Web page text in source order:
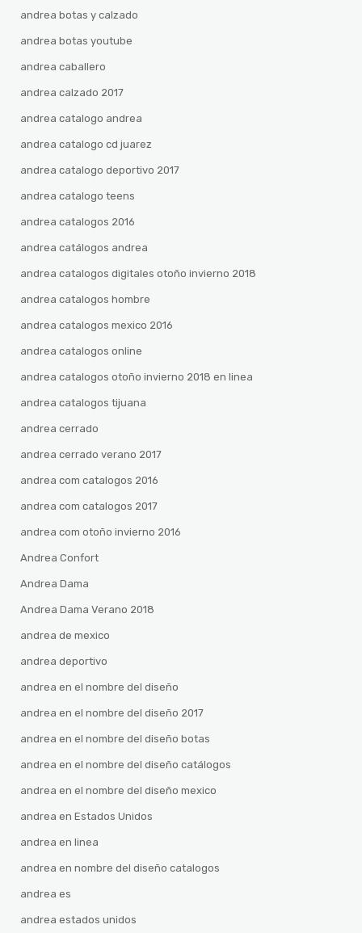
andrea botas y calzado
andrea botas youtube
andrea caballero
andrea calzado 2017
andrea catalogo andrea
andrea catalogo cd juarez
andrea catalogo deportivo 2017
andrea catalogo teens
andrea catalogos 2016
andrea catálogos andrea
andrea catalogos digitales otoño invierno 2018
andrea catalogos hombre
andrea catalogos mexico 2016
andrea catalogos online
andrea catalogos otoño invierno 2018 en linea
andrea catalogos tijuana
andrea cerrado
andrea cerrado verano 2017
andrea com catalogos 2016
andrea com catalogos 2017
andrea com otoño invierno 2016
Andrea Confort
Andrea Dama
Andrea Dama Verano 2018
andrea de mexico
andrea deportivo
andrea en el nombre del diseño
andrea en el nombre del diseño 2017
andrea en el nombre del diseño botas
andrea en el nombre del diseño catálogos
andrea en el nombre del diseño mexico
andrea en Estados Unidos
andrea en linea
andrea en nombre del diseño catalogos
andrea es
andrea estados unidos